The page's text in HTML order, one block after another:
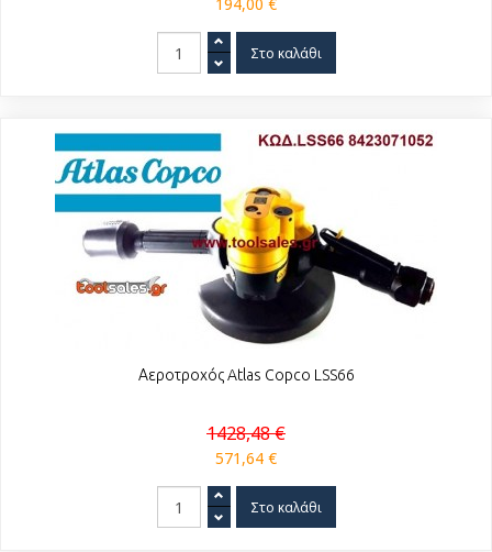
Αεροτροχός Atlas Copco LSS66
1428,48 €
571,64 €